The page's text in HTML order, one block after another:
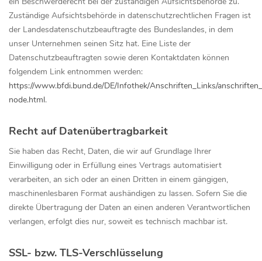
Zuständige Aufsichtsbehörde in datenschutzrechtlichen Fragen ist
der Landesdatenschutzbeauftragte des Bundeslandes, in dem
unser Unternehmen seinen Sitz hat. Eine Liste der
Datenschutzbeauftragten sowie deren Kontaktdaten können
folgendem Link entnommen werden:
https://www.bfdi.bund.de/DE/Infothek/Anschriften_Links/
node.html.
Recht auf Datenübertragbarkeit
Sie haben das Recht, Daten, die wir auf Grundlage Ihrer
Einwilligung oder in Erfüllung eines Vertrags automatisiert
verarbeiten, an sich oder an einen Dritten in einem gängigen,
maschinenlesbaren Format aushändigen zu lassen. Sofern Sie die
direkte Übertragung der Daten an einen anderen Verantwortlichen
verlangen, erfolgt dies nur, soweit es technisch machbar ist.
SSL- bzw. TLS-Verschlüsselung